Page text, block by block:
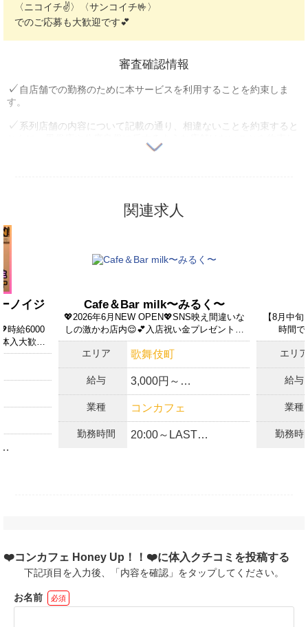
〈ニコイチ✌〉〈サンコイチ🤟〉
でのご応募も大歓迎です💕
審査確認情報
自店舗での勤務のために本サービスを利用することを約束しま
す。
系列店舗の内容について記載の通り、相違ないことを約束すると
ユーザー苦情等トラブル発生時には利用できなくなる可能性があ
します。
過去1年以内に求人媒体ご利用料金の1ケ月以上の支払い遅れや未
払いは発生していません。
上記の内容について記載のとおり相違ないことを約束するととも
に、今後公開するお仕事情報が実勤務と相違ないことを保証しま
上記の内容が変更になった場合は、速やかに体入がるる運営事務
局に連絡することを約束します。
関連求人
ノイジ
時給6000
入大歓迎
払い
時間〜O
よる長
Cafe＆Bar milk〜みるく〜
💖2026年6月NEW OPEN💖SNS映え間違いな
しの激かわ店内😌💕入店祝い金プレゼント中
🎉
エリア 歌舞伎町
給与 3,000円～
❤️全額日払いOK
❤️各種高額バックあり
業種 コンカフェ
勤務時間 20:00～LAST
K
【8月中
時間で
エリア
給与
業種
勤務時
❤️コンカフェ Honey Up！！❤️に体入クチコミを投稿する
下記項目を入力後、「内容を確認」をタップしてください。
お名前 必須